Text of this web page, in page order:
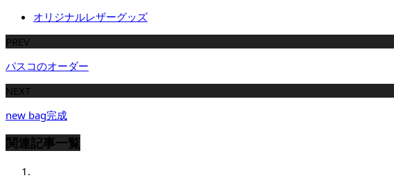
オリジナルレザーグッズ
PREV
パスコのオーダー
NEXT
new bag完成
関連記事一覧